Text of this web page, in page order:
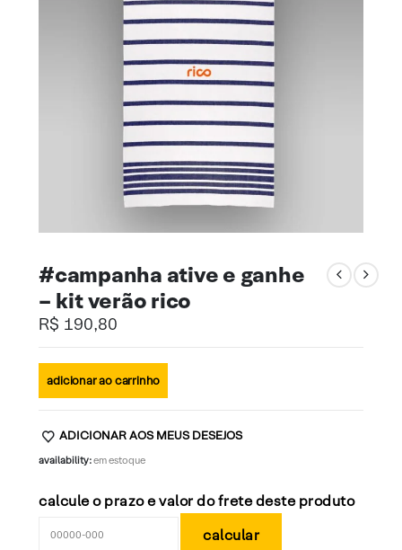
#campanha ative e ganhe
– kit verão rico
R$ 190,80
adicionar ao carrinho
ADICIONAR AOS MEUS DESEJOS
availability:em estoque
calcule o prazo e valor do frete deste produto